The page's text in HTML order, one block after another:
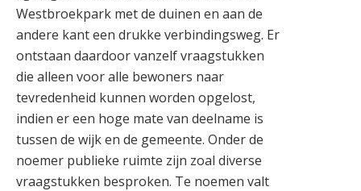
Westbroekpark met de duinen en aan de
andere kant een drukke verbindingsweg. Er
ontstaan daardoor vanzelf vraagstukken
die alleen voor alle bewoners naar
tevredenheid kunnen worden opgelost,
indien er een hoge mate van deelname is
tussen de wijk en de gemeente. Onder de
noemer publieke ruimte zijn zoal diverse
vraagstukken besproken. Te noemen valt